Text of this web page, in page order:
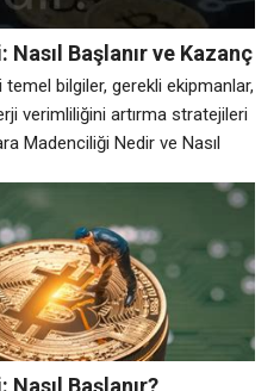
Başlanır ve Kazanç
bilgiler, gerekli ekipmanlar,
verimliliğini artırma stratejileri
Madenciliği Nedir ve Nasıl
amacıyla yapılan bir
güvenliğini sağlamak ve
için kritik
Başlanır?